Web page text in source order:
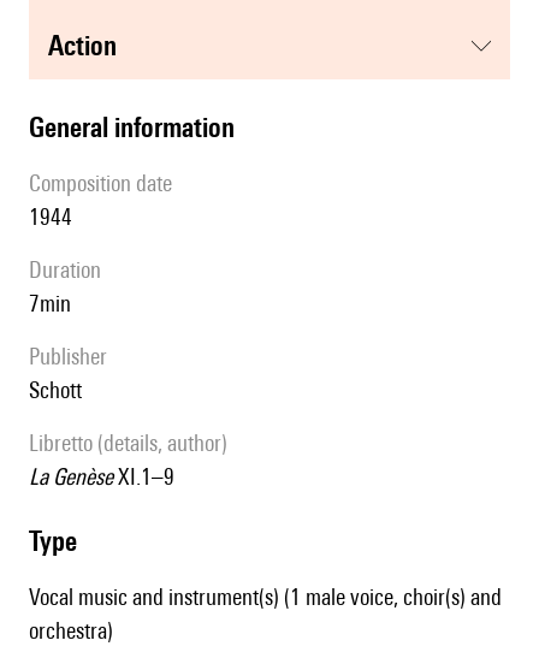
action
general information
composition date
1944
duration
7min
publisher
Schott
Libretto (details, author)
La GenèseXI.1–9
type
Vocal music and instrument(s) (1 male voice, choir(s) and
orchestra)